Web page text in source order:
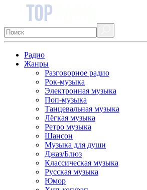
Радио
Жанры
Разговорное радио
Рок-музыка
Электронная музыка
Поп-музыка
Танцевальная музыка
Лёгкая музыка
Ретро музыка
Шансон
Музыка для души
Джаз/Блюз
Классическая музыка
Русская музыка
Юмор